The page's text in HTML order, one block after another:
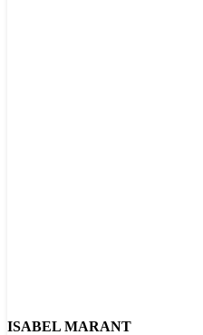
ISABEL MARANT